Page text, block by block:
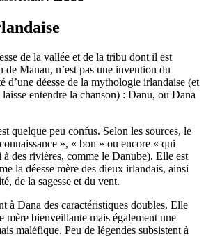
de la vallée et de la tribu dont il est
de Manau, n’est pas une invention du
d’une déesse de la mythologie irlandaise (et
entendre la chanson) : Danu, ou Dana
quelque peu confus. Selon les sources, le
», « bon » ou encore « qui
à des rivières, comme le Danube). Elle est
la déesse mère des dieux irlandais, ainsi
de la sagesse et du vent.
à Dana des caractéristiques doubles. Elle
mère bienveillante mais également une
maléfique. Peu de légendes subsistent à